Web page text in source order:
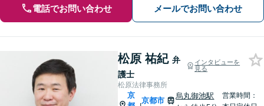
電話でお問い合わせ メールでお問い合わせ
松原 祐紀 弁
護士
インタビューを
見る
松原法律事務所
京
京都市
烏丸御池駅
営業時間：